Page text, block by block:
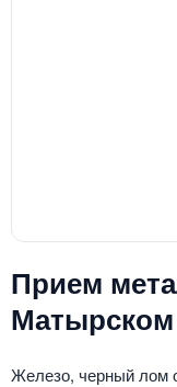
Прием
Матырском
Железо, черный лом